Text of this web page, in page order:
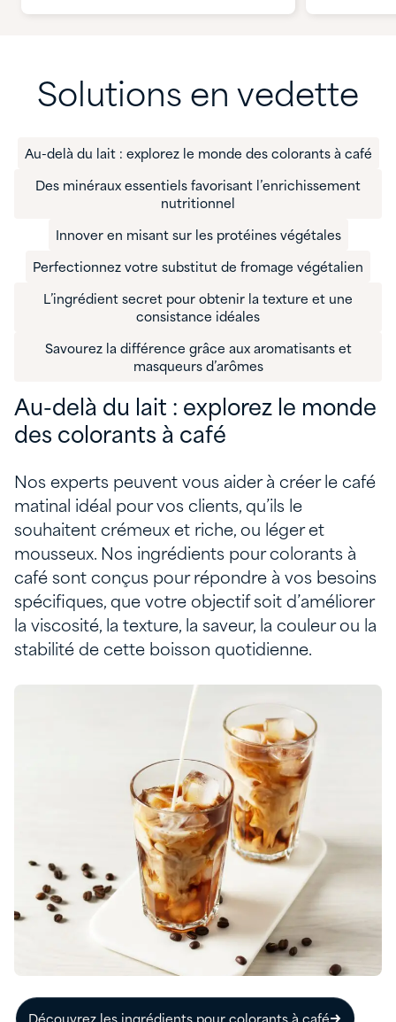
Solutions en vedette
Au-delà du lait : explorez le monde des colorants à café
Des minéraux essentiels favorisant l’enrichissement
nutritionnel
Innover en misant sur les protéines végétales
Perfectionnez votre substitut de fromage végétalien
L’ingrédient secret pour obtenir la texture et une
consistance idéales
Savourez la différence grâce aux aromatisants et
masqueurs d’arômes
Au-delà du lait : explorez le monde
des colorants à café
Nos experts peuvent vous aider à créer le café
matinal idéal pour vos clients, qu’ils le
souhaitent crémeux et riche, ou léger et
mousseux. Nos ingrédients pour colorants à
café sont conçus pour répondre à vos besoins
spécifiques, que votre objectif soit d’améliorer
la viscosité, la texture, la saveur, la couleur ou la
stabilité de cette boisson quotidienne.